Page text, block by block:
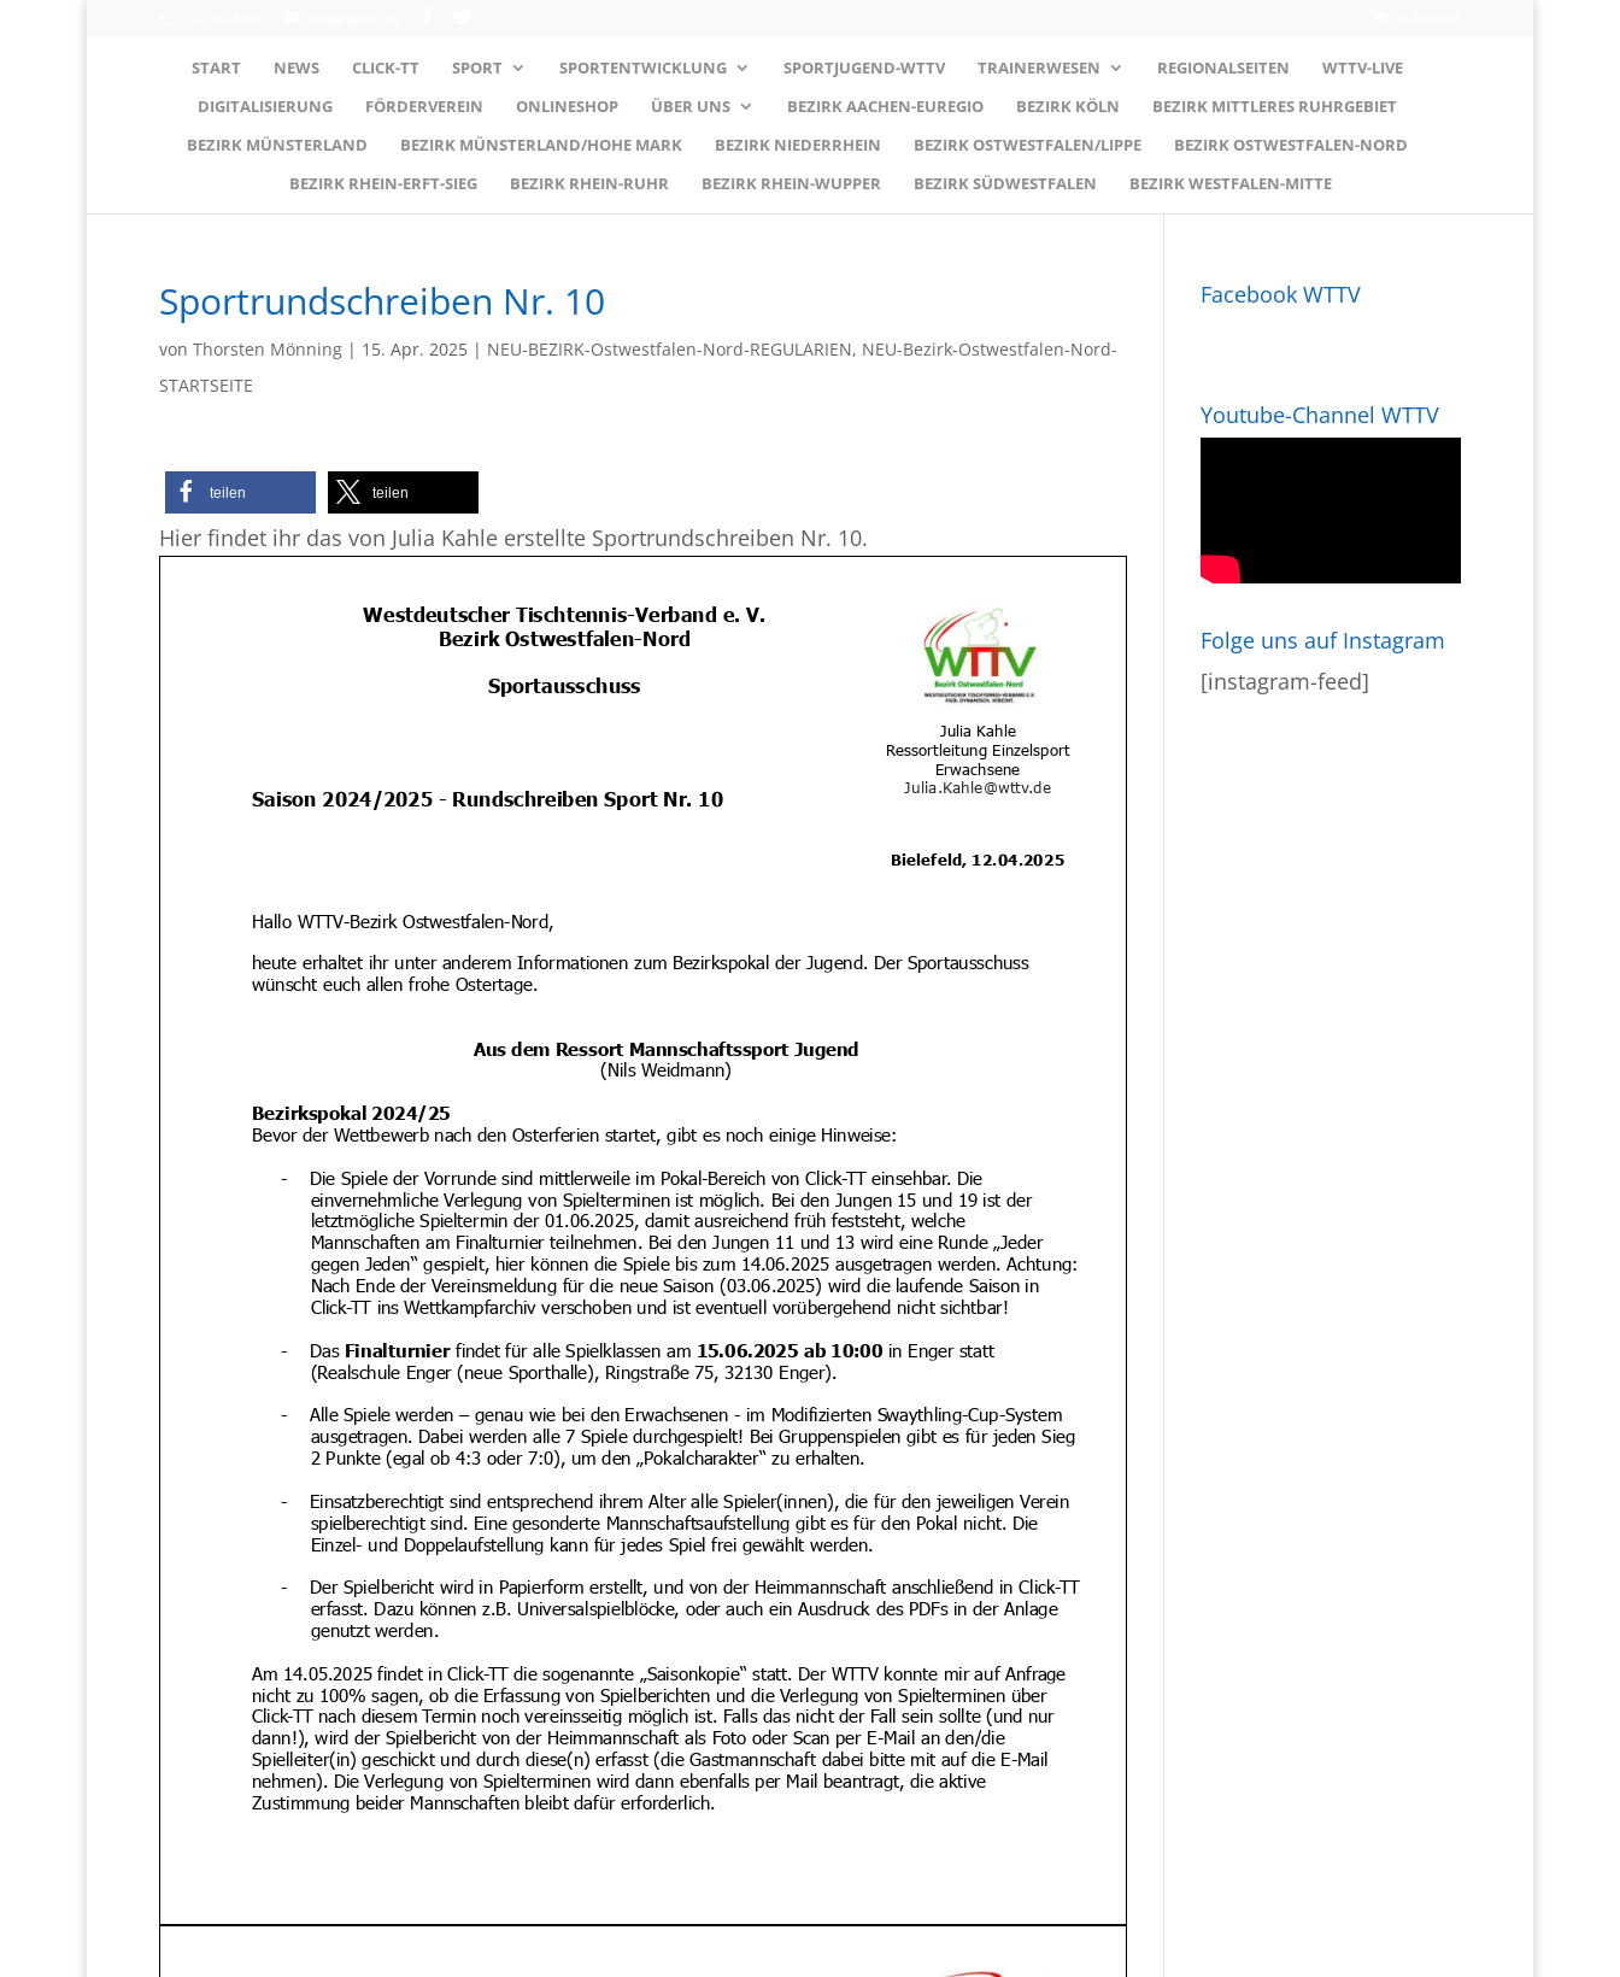
START NEWS CLICK-TT SPORT SPORTENTWICKLUNG SPORTJUGEND-WTTV TRAINERWESEN REGIONALSEITEN
WTTV-LIVE
DIGITALISIERUNG
FÖRDERVEREIN ONLINESHOP ÜBER UNS BEZIRK AACHEN-EUREGIO BEZIRK KÖLN
BEZIRK MITTLERES RUHRGEBIET
BEZIRK MÜNSTERLAND
BEZIRK MÜNSTERLAND/HOHE MARK BEZIRK NIEDERRHEIN BEZIRK OSTWESTFALEN/LIPPE
BEZIRK OSTWESTFALEN-NORD
BEZIRK RHEIN-ERFT-SIEG
BEZIRK RHEIN-RUHR BEZIRK RHEIN-WUPPER BEZIRK SÜDWESTFALEN BEZIRK WESTFALEN-MITTE
Sportrundschreiben Nr. 10
von Thorsten Mönning | 15. Apr. 2025 | NEU-BEZIRK-Ostwestfalen-Nord-REGULARIEN, NEU-Bezirk-Ostwestfalen-Nord-
STARTSEITE
teilen teilen
Hier findet ihr das von Julia Kahle erstellte Sportrundschreiben Nr. 10.
Facebook WTTV
Youtube-Channel WTTV
Folge uns auf Instagram
[instagram-feed]